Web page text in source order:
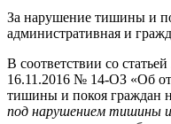
За нарушение тишины и
административная и
В соответствии со
16.11.2016 № 14-ОЗ «Об
тишины и покоя граждан
под нарушением тишины